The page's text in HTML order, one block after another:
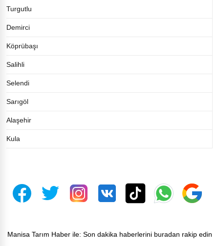
Turgutlu
Demirci
Köprübaşı
Salihli
Selendi
Sarıgöl
Alaşehir
Kula
Manisa Tarım Haber ile: Son dakika haberlerini buradan rakip edin